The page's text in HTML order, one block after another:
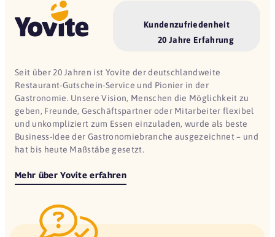
Kundenzufriedenheit
20 Jahre Erfahrung
Seit über 20 Jahren ist Yovite der deutschlandweite
Restaurant-Gutschein-Service und Pionier in der
Gastronomie. Unsere Vision, Menschen die Möglichkeit zu
geben, Freunde, Geschäftspartner oder Mitarbeiter flexibel
und unkompliziert zum Essen einzuladen, wurde als beste
Business-Idee der Gastronomiebranche ausgezeichnet – und
hat bis heute Maßstäbe gesetzt.
Mehr über Yovite erfahren